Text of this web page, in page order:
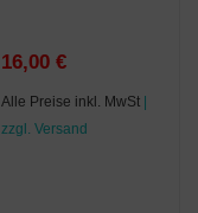
16,00 €
Alle Preise inkl. MwSt |
zzgl. Versand